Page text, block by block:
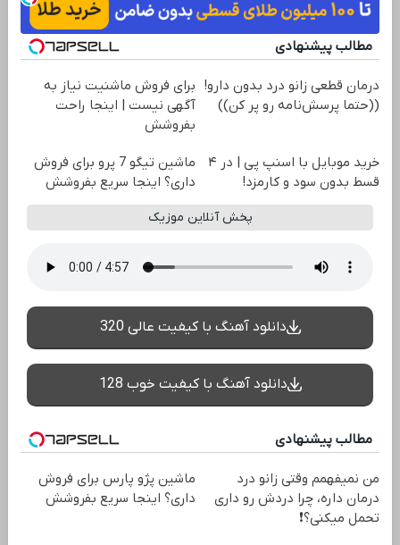
مطالب پیشنهادی
درمان قطعی زانو درد بدون دارو!
((حتما پرسش‌نامه رو پر کن))
برای فروش ماشنیت نیاز به
آگهی نیست | اینجا راحت
بفروشش
خرید موبایل با اسنپ پی | در ۴
قسط بدون سود و کارمزد!
ماشین تیگو 7 پرو برای فروش
داری؟ اینجا سریع بفروشش
پخش آنلاین موزیک
دانلود آهنگ با کیفیت عالی 320
دانلود آهنگ با کیفیت خوب 128
مطالب پیشنهادی
من نمیفهمم وقتی زانو درد
درمان داره، چرا دردش رو داری
تحمل میکنی؟❗
ماشین پژو پارس برای فروش
داری؟ اینجا سریع بفروشش